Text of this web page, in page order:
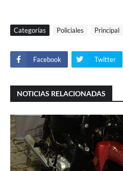
Categorías Policiales Principal
Facebook Twitter
NOTICIAS RELACIONADAS